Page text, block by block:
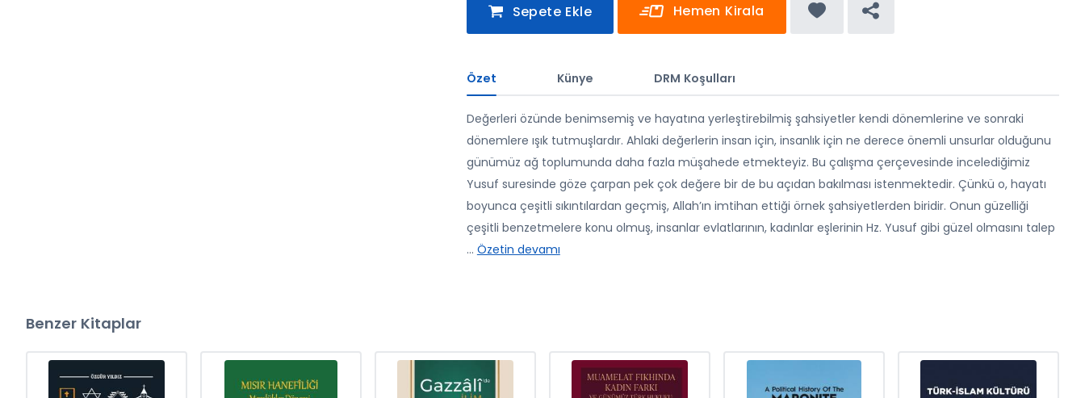
Sepete Ekle Hemen Kirala
Özet Künye DRM Koşulları
Değerleri özünde benimsemiş ve hayatına yerleştirebilmiş şahsiyetler kendi dönemlerine ve sonraki
dönemlere ışık tutmuşlardır. Ahlaki değerlerin insan için, insanlık için ne derece önemli unsurlar olduğunu
günümüz ağ toplumunda daha fazla müşahede etmekteyiz. Bu çalışma çerçevesinde incelediğimiz
Yusuf suresinde göze çarpan pek çok değere bir de bu açıdan bakılması istenmektedir. Çünkü o, hayatı
boyunca çeşitli sıkıntılardan geçmiş, Allah’ın imtihan ettiği örnek şahsiyetlerden biridir. Onun güzelliği
çeşitli benzetmelere konu olmuş, insanlar evlatlarının, kadınlar eşlerinin Hz. Yusuf gibi güzel olmasını talep
... Özetin devamı
Benzer Kitaplar